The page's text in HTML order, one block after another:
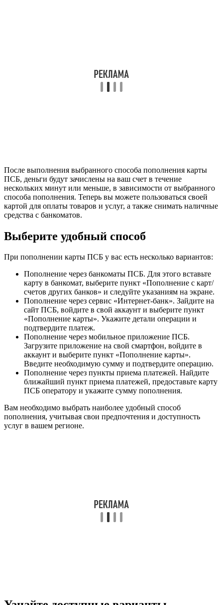
После выполнения выбранного способа пополнения карты
ПСБ, деньги будут зачислены на ваш счет в течение
нескольких минут или меньше, в зависимости от выбранного
способа пополнения. Теперь вы можете пользоваться своей
картой для оплаты товаров и услуг, а также снимать наличные
средства с банкоматов.
Выберите удобный способ
При пополнении карты ПСБ у вас есть несколько вариантов:
Пополнение через банкоматы ПСБ. Для этого вставьте
карту в банкомат, выберите пункт «Пополнение с карт/
счетов других банков» и следуйте указаниям на экране.
Пополнение через сервис «Интернет-банк». Зайдите на
сайт ПСБ, войдите в свой аккаунт и выберите пункт
«Пополнение карты». Укажите детали операции и
подтвердите платеж.
Пополнение через мобильное приложение ПСБ.
Загрузите приложение на свой смартфон, войдите в
аккаунт и выберите пункт «Пополнение карты».
Введите необходимую сумму и подтвердите операцию.
Пополнение через пункты приема платежей. Найдите
ближайший пункт приема платежей, предоставьте карту
ПСБ оператору и укажите сумму пополнения.
Вам необходимо выбрать наиболее удобный способ
пополнения, учитывая свои предпочтения и доступность
услуг в вашем регионе.